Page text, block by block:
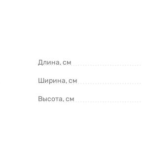
Длина, см
Ширина, см
Высота, см